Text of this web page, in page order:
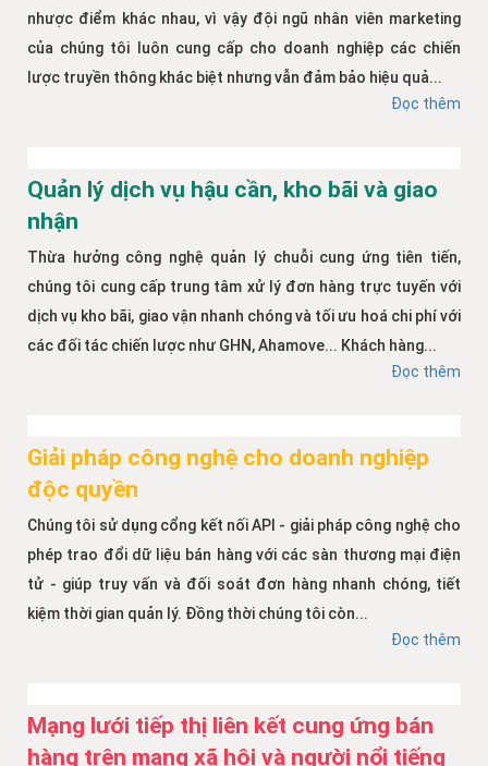
nhược điểm khác nhau, vì vậy đội ngũ nhân viên marketing
của chúng tôi luôn cung cấp cho doanh nghiệp các chiến
lược truyền thông khác biệt nhưng vẫn đảm bảo hiệu quả...
Đọc thêm
Quản lý dịch vụ hậu cần, kho bãi và giao
nhận
Thừa hưởng công nghệ quản lý chuỗi cung ứng tiên tiến,
chúng tôi cung cấp trung tâm xử lý đơn hàng trực tuyến với
dịch vụ kho bãi, giao vận nhanh chóng và tối ưu hoá chi phí với
các đối tác chiến lược như GHN, Ahamove... Khách hàng...
Đọc thêm
Giải pháp công nghệ cho doanh nghiệp
độc quyền
Chúng tôi sử dụng cổng kết nối API - giải pháp công nghệ cho
phép trao đổi dữ liệu bán hàng với các sàn thương mại điện
tử - giúp truy vấn và đối soát đơn hàng nhanh chóng, tiết
kiệm thời gian quản lý. Đồng thời chúng tôi còn...
Đọc thêm
Mạng lưới tiếp thị liên kết cung ứng bán
hàng trên mạng xã hội và người nổi tiếng